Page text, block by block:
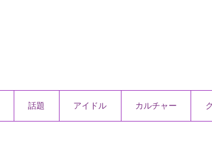
話題 アイドル カルチャー